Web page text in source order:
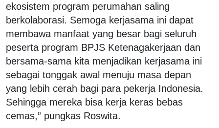
ekosistem program perumahan saling
berkolaborasi. Semoga kerjasama ini dapat
membawa manfaat yang besar bagi seluruh
peserta program BPJS Ketenagakerjaan dan
bersama-sama kita menjadikan kerjasama ini
sebagai tonggak awal menuju masa depan
yang lebih cerah bagi para pekerja Indonesia.
Sehingga mereka bisa kerja keras bebas
cemas,” pungkas Roswita.